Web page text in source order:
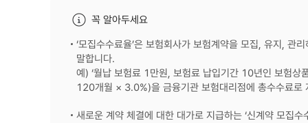
꼭 알아두세요
‘모집수수료율’은 보험회사가 보험계약을 모집, 유지, 관
말합니다.
예) ‘월납 보험료 1만원, 보험료 납입기간 10년인 보험
120개월 × 3.0%)을 금융기관 보험대리점에 총수수료로
새로운 계약 체결에 대한 대가로 지급하는 ‘신계약 모집